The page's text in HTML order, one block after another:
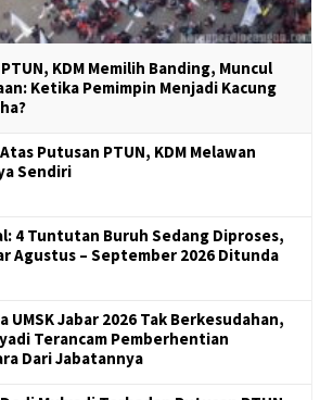
KDM Memilih Banding, Muncul
Ketika Pemimpin Menjadi Kacung
Putusan PTUN, KDM Melawan
Sendiri
4 Tuntutan Buruh Sedang Diproses,
Agustus – September 2026 Ditunda
UMSK Jabar 2026 Tak Berkesudahan,
Terancam Pemberhentian
Dari Jabatannya